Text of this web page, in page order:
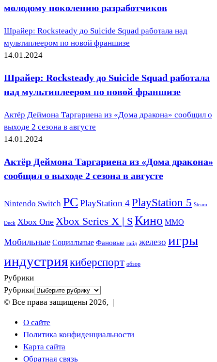
молодому поколению разработчиков
Шрайер: Rocksteady до Suicide Squad работала над
мультиплеером по новой франшизе
14.01.2024
Шрайер: Rocksteady до Suicide Squad работала
над мультиплеером по новой франшизе
Актёр Деймона Таргариена из «Дома дракона» сообщил о
выходе 2 сезона в августе
14.01.2024
Актёр Деймона Таргариена из «Дома дракона»
сообщил о выходе 2 сезона в августе
Nintendo Switch PC PlayStation 4PlayStation 5 Steam
Deck Xbox One Xbox Series X | S Кино ММО
Мобильные Социальные Фановые гайд железо игры
индустриякиберспорт обзор
Рубрики
Рубрики
© Все права защищены 2026, |
О сайте
Политика конфиденциальности
Карта сайта
Обратная связь